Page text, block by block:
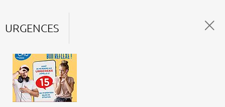
URGENCES